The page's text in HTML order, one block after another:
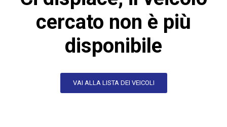
cercato non è più
disponibile
VAI ALLA LISTA DEI VEICOLI